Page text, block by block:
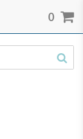
0